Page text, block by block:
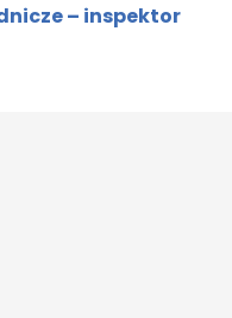
– inspektor